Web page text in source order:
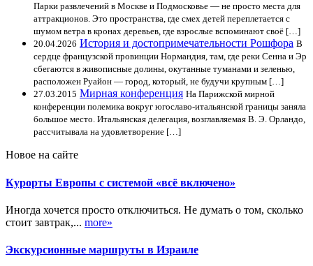
Парки развлечений в Москве и Подмосковье — не просто места для
аттракционов. Это пространства, где смех детей переплетается с
шумом ветра в кронах деревьев, где взрослые вспоминают своё […]
20.04.2026 История и достопримечательности Рошфора В
сердце французской провинции Нормандия, там, где реки Сенна и Эр
сбегаются в живописные долины, окутанные туманами и зеленью,
расположен Руайон — город, который, не будучи крупным […]
27.03.2015 Мирная конференция На Парижской мирной
конференции полемика вокруг югославо-итальянской границы заняла
большое место. Итальянская делегация, возглавляемая В. Э. Орландо,
рассчитывала на удовлетворение […]
Новое на сайте
Курорты Европы с системой «всё включено»
Иногда хочется просто отключиться. Не думать о том, сколько
стоит завтрак,... more»
Экскурсионные маршруты в Израиле